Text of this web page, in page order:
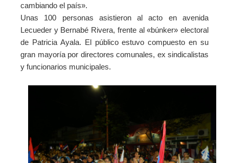
cambiando el país».
Unas 100 personas asistieron al acto en avenida
Lecueder y Bernabé Rivera, frente al «búnker» electoral
de Patricia Ayala. El público estuvo compuesto en su
gran mayoría por directores comunales, ex sindicalistas
y funcionarios municipales.